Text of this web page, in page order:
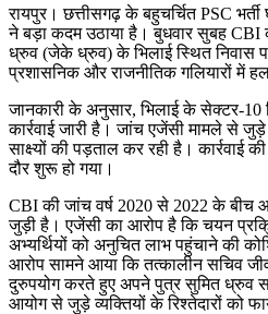
रायपुर। छत्तीसगढ़ के बहुचर्चित PSC
ने बड़ा कदम उठाया है। बुधवार सुबह CBI
ध्रुव (जेके ध्रुव) के भिलाई स्थित निवास
प्रशासनिक और राजनीतिक गलियारों में
जानकारी के अनुसार, भिलाई के सेक्टर-
कार्रवाई जारी है। जांच एजेंसी मामले से
साक्ष्यों की पड़ताल कर रही है। कार्रवाई
दौर शुरू हो गया।
CBI की जांच वर्ष 2020 से 2022 के बीच
जुड़ी है। एजेंसी का आरोप है कि चयन
अभ्यर्थियों को अनुचित लाभ पहुंचाने की
आरोप सामने आया कि तत्कालीन सचिव
दुरुपयोग करते हुए अपने पुत्र सुमित ध्रुव
आयोग से जुड़े व्यक्तियों के रिश्तेदारों को